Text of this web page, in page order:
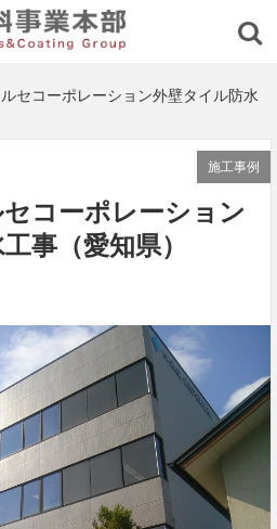
コーポレーション外壁タイル防水
施工事例
コーポレーション
事（愛知県）